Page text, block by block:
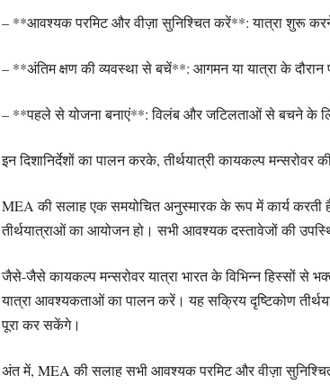
– **आवश्यक परमिट और वीज़ा सुनिश्चित करें**: यात्रा शुरू
– **अंतिम क्षण की व्यवस्था से बचें**: आगमन या यात्रा के दौरान
– **पहले से योजना बनाएं**: विलंब और जटिलताओं से बचने के
इन दिशानिर्देशों का पालन करके, तीर्थयात्री कायकल्प
MEA की सलाह एक समयोचित अनुस्मारक के रूप में कार्य करती
तीर्थयात्राओं का आयोजन हो। सभी आवश्यक दस्तावेजों की
जैसे-जैसे कायकल्प मन्सरोवर यात्रा भारत के विभिन्न हिस्सों से
यात्रा आवश्यकताओं का पालन करें। यह सक्रिय दृष्टिकोण
पूरा कर सकेंगे।
अंत में, MEA की सलाह सभी आवश्यक परमिट और वीज़ा